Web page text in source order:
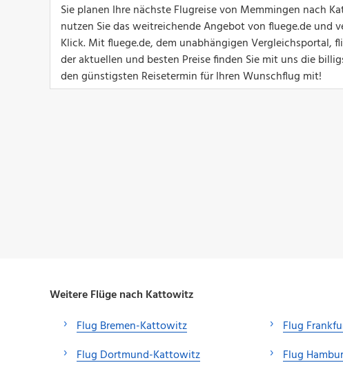
Sie planen Ihre nächste Flugreise von Memmingen nach
nutzen Sie das weitreichende Angebot von fluege.de und
Klick. Mit fluege.de, dem unabhängigen Vergleichsportal,
der aktuellen und besten Preise finden Sie mit uns die
den günstigsten Reisetermin für Ihren Wunschflug mit!
Weitere Flüge nach Kattowitz
Flug Bremen-Kattowitz
Flug Dortmund-Kattowitz
Flug
Flug